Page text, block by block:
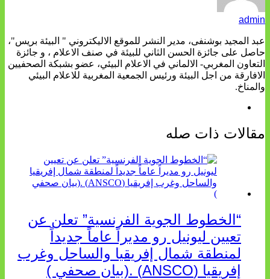
admin
عبد المجيد بوشنفى، مدير النشر للموقع الاليكتروني " البيئة بريس"،
حاصل على جائزة الحسن الثاني للبيئة في صنف الاعلام ، و جائزة
التعاون المغربي- الالماني في الاعلام البيئي، عضو بشبكة الصحفيين
الافارقة من اجل البيئة ورئيس الجمعية المغربية للاعلام البيئي
والمناخ.
مقالات ذات صله
“الخطوط الجوية الفرنسية” تعلن عن
تعيين ليونيل رو مديراً عاماً جديداً
لمنطقة شمال إفريقيا والساحل وغرب
إفريقيا (ANSCO) .(بيان صحفي )